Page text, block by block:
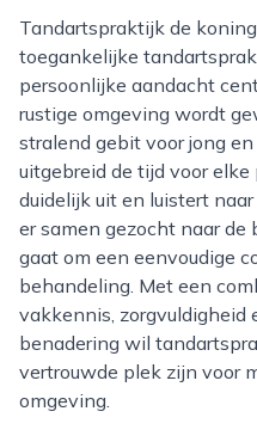
Tandartspraktijk de koning is een moderne en
toegankelijke
persoonlijke aandacht
rustige omgeving wordt
stralend gebit voor jong
uitgebreid de tijd voor
duidelijk uit en luistert
er samen gezocht naar de
gaat om een eenvoudige
behandeling. Met een
vakkennis, zorgvuldigheid
benadering wil
vertrouwde plek zijn voor
omgeving.